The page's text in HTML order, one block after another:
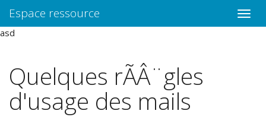
Toggle
Espace ressource
asd
Quelques rÃÂ¨gles
d'usage des mails